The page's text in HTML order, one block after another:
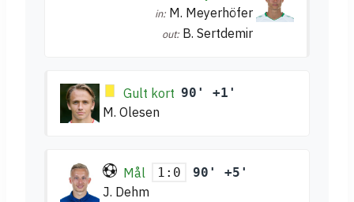
in: M. Meyerhöfer
out: B. Sertdemir
Gult kort 90' +1'
M. Olesen
Mål 1:0 90' +5'
J. Dehm